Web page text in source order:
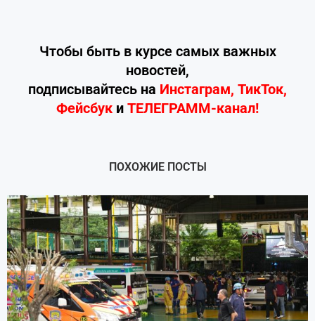
Чтобы быть в курсе самых важных
новостей,
подписывайтесь на Инстаграм, ТикТок,
Фейсбук и ТЕЛЕГРАММ-канал!
ПОХОЖИЕ ПОСТЫ